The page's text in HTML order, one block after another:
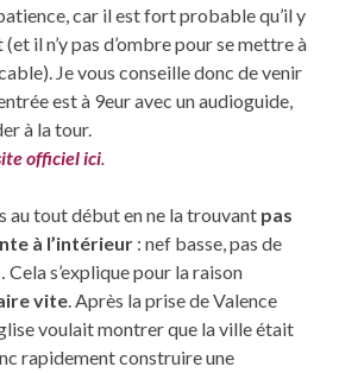
patience, car il est fort probable qu’il y
il n’y pas d’ombre pour se mettre à
Je vous conseille donc de venir
est à 9eur avec un audioguide,
à la tour.
officiel ici.
au tout début en ne la trouvant pas
à l’intérieur: nef basse, pas de
s’explique pour la raison
vite. Après la prise de Valence
voulait montrer que la ville était
rapidement construire une